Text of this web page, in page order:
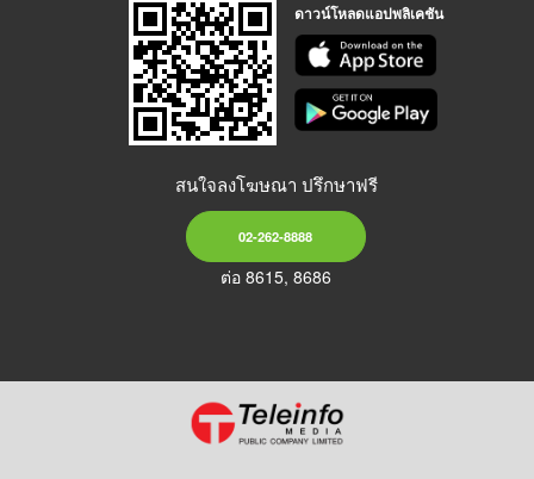
ดาวน์โหลดแอปพลิเคชัน
สนใจลงโฆษณา ปรึกษาฟรี
02-262-8888
ต่อ 8615, 8686